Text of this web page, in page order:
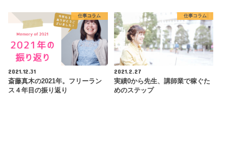
仕事コラム
2021.12.31
斎藤真木の2021年。フリーラン
ス４年目の振り返り
仕事コラム
2021.2.27
実績0から先生、講師業で稼ぐた
めのステップ